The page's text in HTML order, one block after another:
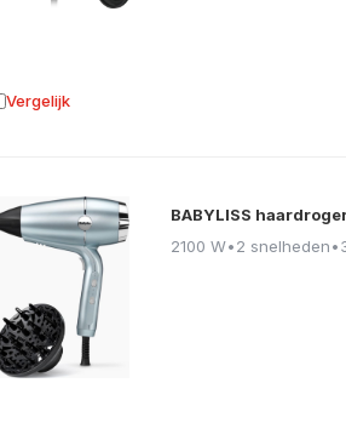
Vergelijk aan vergelijking
BABYLISS
2100 W•2 snelheden•